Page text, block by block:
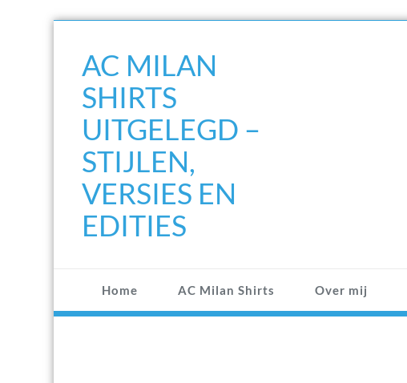
inhoudAC MILAN
SHIRTS
UITGELEGD –
STIJLEN,
VERSIES EN
EDITIES
Home AC Milan Shirts Over mij